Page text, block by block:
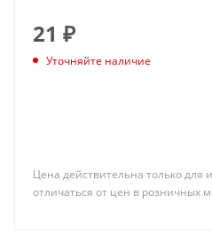
21 ₽
Уточняйте наличие
Цена действительна только для
отличаться от цен в розничных